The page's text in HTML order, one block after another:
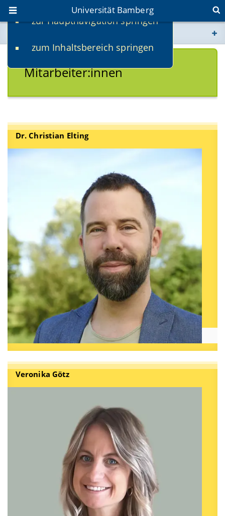
zur Hauptnavigation springen
zum Inhaltsbereich springen
Universität Bamberg
www.uni-bamberg.de
univis.uni-bamberg.de
Mitarbeiter:innen
Dr. Christian Elting
Veronika Götz